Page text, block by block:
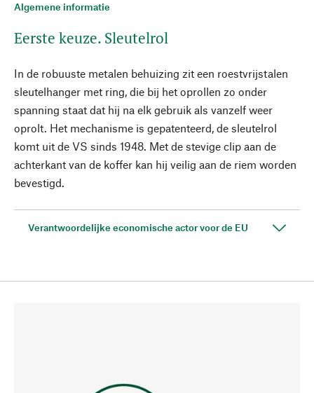
Algemene informatie
Eerste keuze. Sleutelrol
In de robuuste metalen behuizing zit een roestvrijstalen
sleutelhanger met ring, die bij het oprollen zo onder
spanning staat dat hij na elk gebruik als vanzelf weer
oprolt. Het mechanisme is gepatenteerd, de sleutelrol
komt uit de VS sinds 1948. Met de stevige clip aan de
achterkant van de koffer kan hij veilig aan de riem worden
bevestigd.
Verantwoordelijke economische actor voor de EU